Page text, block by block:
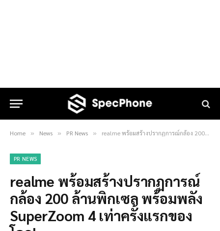
Home » News » PR News » realme พร้อมสร้างปรากฏการณ์กล้อง 200 ล้านพิกเซล พร้อมพลัง SuperZoom 4 เท่าครั้งแรกของโลก!
PR NEWS
realme พร้อมสร้างปรากฏการณ์
กล้อง 200 ล้านพิกเซล พร้อมพลัง
SuperZoom 4 เท่าครั้งแรกของ